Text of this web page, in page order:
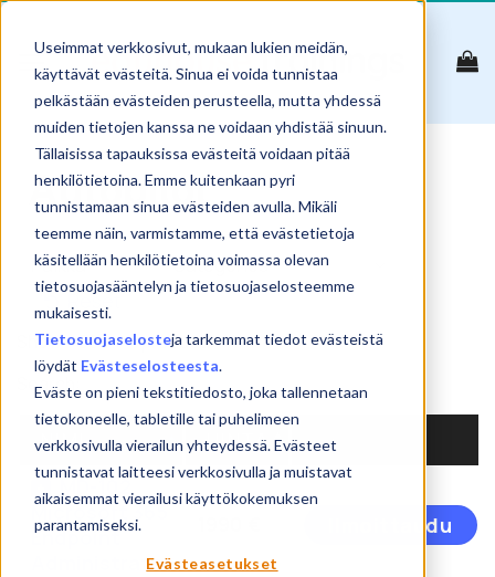
Useimmat verkkosivut, mukaan lukien meidän,
käyttävät evästeitä. Sinua ei voida tunnistaa
pelkästään evästeiden perusteella, mutta yhdessä
muiden tietojen kanssa ne voidaan yhdistää sinuun.
Tällaisissa tapauksissa evästeitä voidaan pitää
henkilötietoina. Emme kuitenkaan pyri
tunnistamaan sinua evästeiden avulla. Mikäli
teemme näin, varmistamme, että evästetietoja
käsitellään henkilötietoina voimassa olevan
tietosuojasääntelyn ja tietosuojaselosteemme
mukaisesti.
Tietosuojaselosteja tarkemmat tiedot evästeistä
löydät Evästeselosteesta.
Eväste on pieni tekstitiedosto, joka tallennetaan
tietokoneelle, tabletille tai puhelimeen
verkkosivulla vierailun yhteydessä. Evästeet
tunnistavat laitteesi verkkosivulla ja muistavat
aikaisemmat vierailusi käyttökokemuksen
parantamiseksi.
Evästeasetukset
Skip
content
Autopilot
Reset
Show
products
Search:
NIMI
HINTA
MD-102
Microsoft 365
Endpoint
Administrator
Ilmoittaudu